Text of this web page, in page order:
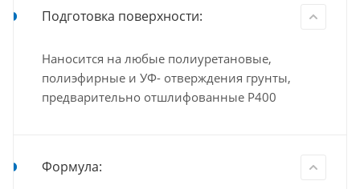
Подготовка поверхности:
Наносится на любые полиуретановые,
полиэфирные и УФ- отверждения грунты,
предварительно отшлифованные Р400
Формула: